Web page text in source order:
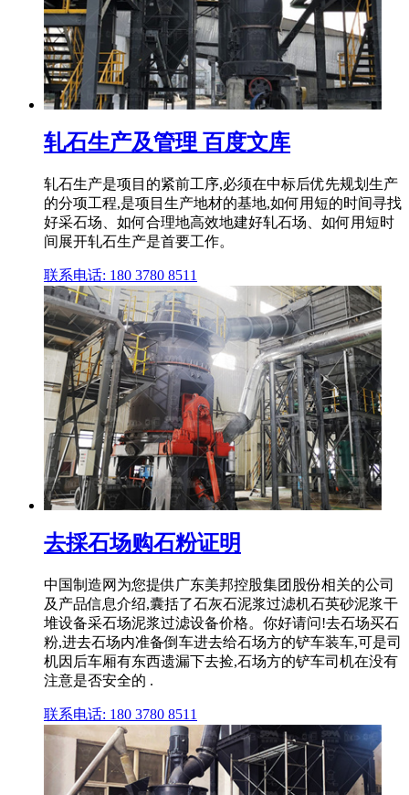
轧石生产及管理 百度文库
轧石生产是项目的紧前工序,必须在中标后优先规划生产
的分项工程,是项目生产地材的基地,如何用短的时间寻找
好采石场、如何合理地高效地建好轧石场、如何用短时
间展开轧石生产是首要工作。
联系电话: 180 3780 8511
去採石场购石粉证明
中国制造网为您提供广东美邦控股集团股份相关的公司
及产品信息介绍,囊括了石灰石泥浆过滤机石英砂泥浆干
堆设备采石场泥浆过滤设备价格。你好请问!去石场买石
粉,进去石场内准备倒车进去给石场方的铲车装车,可是司
机因后车厢有东西遗漏下去捡,石场方的铲车司机在没有
注意是否安全的 .
联系电话: 180 3780 8511